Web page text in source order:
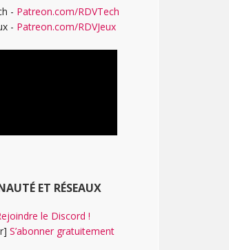
- Patreon.com/RDVTech
- Patreon.com/RDVJeux
ET RÉSEAUX
le Discord !
S’abonner gratuitement